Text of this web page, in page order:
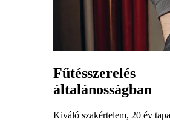
Fűtésszerelés
általánosságban
Kiváló szakértelem, 20 év